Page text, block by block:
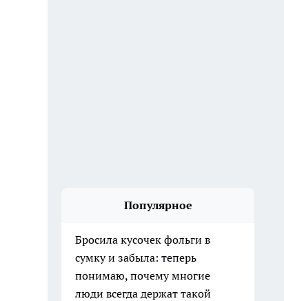
Популярное
Бросила кусочек фольги в
сумку и забыла: теперь
понимаю, почему многие
люди всегда держат такой